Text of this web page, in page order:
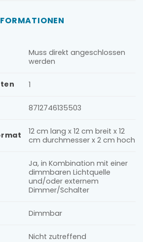
Muss direkt angeschlossen
werden
1
8712746135503
12 cm lang x 12 cm breit x 12
cm durchmesser x 2 cm hoch
Ja, in Kombination mit einer
dimmbaren Lichtquelle
und/oder externem
Dimmer/Schalter
Dimmbar
Nicht zutreffend